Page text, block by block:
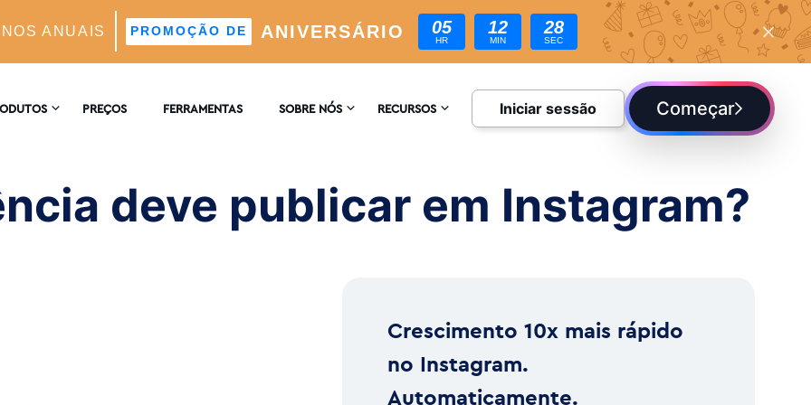
ANUAIS ANIVERSÁRIO
PROMOÇÃO DE 05
HR
12
MIN
27
SEC
Suportado Por IA
PREÇOS FERRAMENTAS SOBRE NÓS
COMENTÁRIOS
RECURSOS
BLOGUE
Iniciar sessão Começar
deve publicar em Instagram?
Crescimento 10x mais rápido
no Instagram.
Automaticamente.